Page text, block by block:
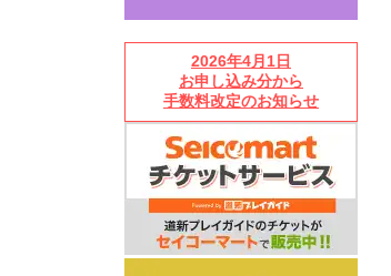
2026年4月1日
お申し込み分から
手数料改定のお知らせ